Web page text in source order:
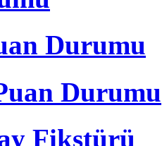
Durumu
Durumu
Fikstürü